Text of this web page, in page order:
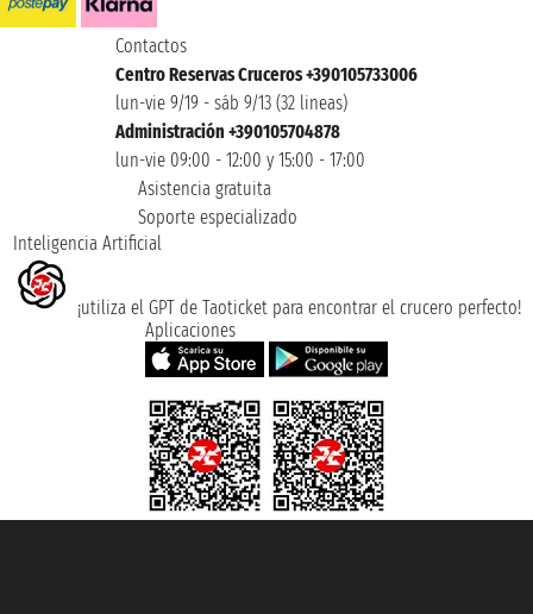
Contactos
Centro Reservas Cruceros +390105733006
lun-vie 9/19 - sáb 9/13 (32 lineas)
Administración +390105704878
lun-vie 09:00 - 12:00 y 15:00 - 17:00
Asistencia gratuita
Soporte especializado
Inteligencia Artificial
¡utiliza el GPT de Taoticket para encontrar el crucero perfecto!
Aplicaciones